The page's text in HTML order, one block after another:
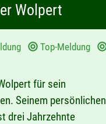
Wolpert
Top-Meldung
für sein
Seinem persönlichen
drei Jahrzehnte